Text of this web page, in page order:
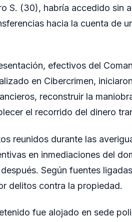
S. (30), habría accedido sin
hacia la cuenta de
efectivos del
en Cibercrimen,
reconstruir la
el recorrido del dinero
reunidos durante las
en inmediaciones del
Según fuentes
delitos contra la propiedad.
fue alojado en sede